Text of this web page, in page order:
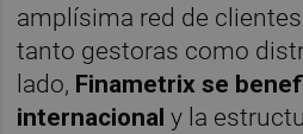
amplísima red de
tanto gestoras como
lado, Finametrix se
internacional y la